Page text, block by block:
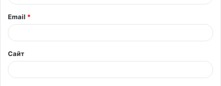
й
*
Email *
Сайт